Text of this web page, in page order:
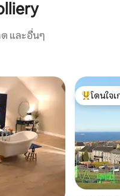
และอื่นๆ
โดนใจเก
โดนใจ